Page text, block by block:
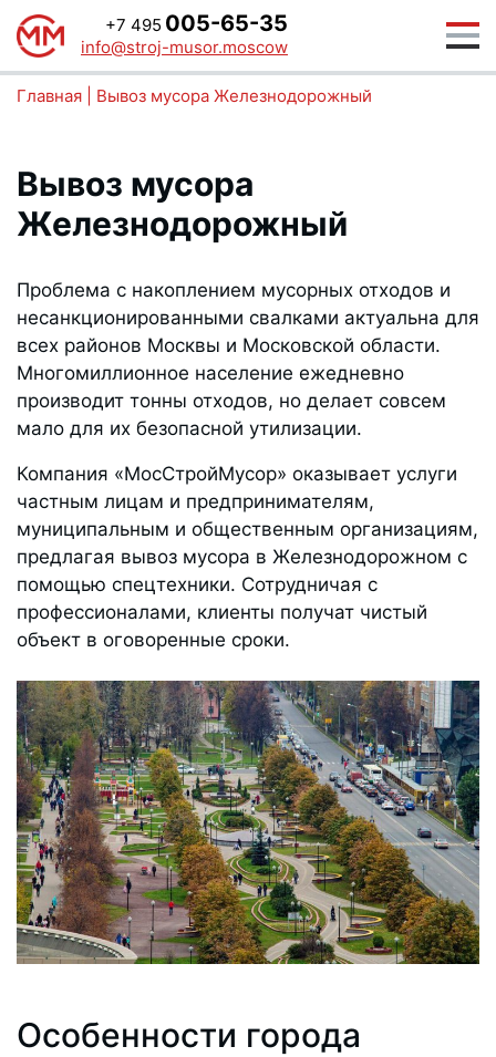
+7 495 005-65-35
info@stroj-musor.moscow
Главная Вывоз мусора Железнодорожный
Вывоз мусора
Железнодорожный
Проблема с накоплением мусорных отходов и
несанкционированными свалками актуальна для
всех районов Москвы и Московской области.
Многомиллионное население ежедневно
производит тонны отходов, но делает совсем
мало для их безопасной утилизации.
Компания «МосСтройМусор» оказывает услуги
частным лицам и предпринимателям,
муниципальным и общественным организациям,
предлагая вывоз мусора в Железнодорожном с
помощью спецтехники. Сотрудничая с
профессионалами, клиенты получат чистый
объект в оговоренные сроки.
Особенности города